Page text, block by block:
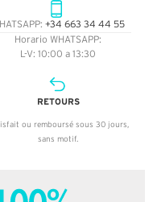
+34 663 34 44 55
Horario WHATSAPP:
L-V: 10:00 a 13:30
RETOURS
ou remboursé sous 30 jours,
sans motif.